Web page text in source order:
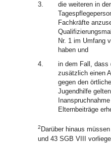
3.
die weiteren in
Fachkräfte
Nr. 1 im Umfang
haben und
4.
in dem Fall, dass
zusätzlich einen
gegen den
Jugendhilfe
Elternbeiträge
2 Darüber hinaus
und 43 SGB VIII